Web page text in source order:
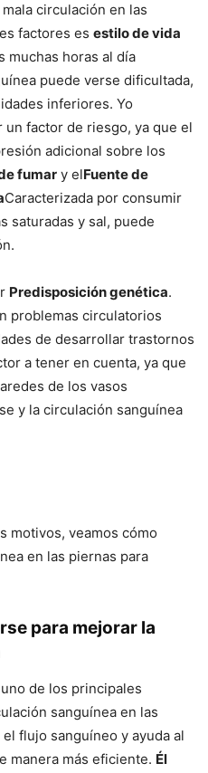
circulación en las
factores es estilo de vida
muchas horas al día
puede verse dificultada,
inferiores. Yo
un factor de riesgo, ya que el
adicional sobre los
fumar y elFuente de
Caracterizada por consumir
saturadas y sal, puede
Predisposición genética.
problemas circulatorios
de desarrollar trastornos
a tener en cuenta, ya que
de los vasos
y la circulación sanguínea
motivos, veamos cómo
en las piernas para
para mejorar la
de los principales
sanguínea en las
flujo sanguíneo y ayuda al
manera más eficiente. Él